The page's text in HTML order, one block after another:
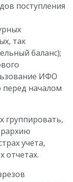
поступления
так
баланс);
ИФО
перед началом
группировать,
учета,
отчетах.